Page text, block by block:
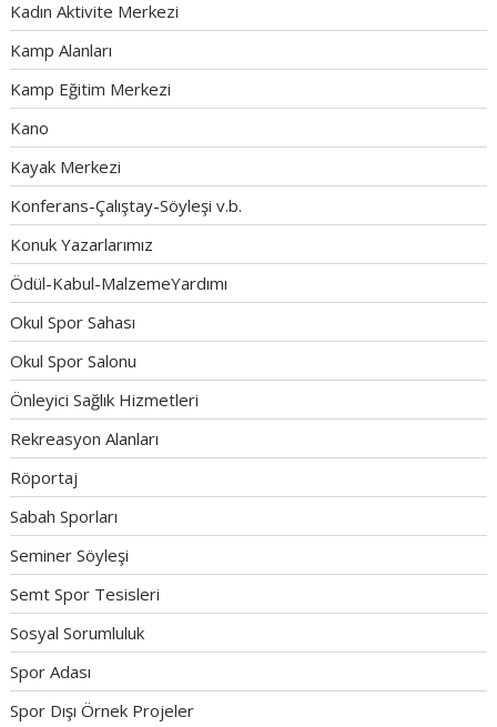
Kadın Aktivite Merkezi
Kamp Alanları
Kamp Eğitim Merkezi
Kano
Kayak Merkezi
Konferans-Çalıştay-Söyleşi v.b.
Konuk Yazarlarımız
Ödül-Kabul-MalzemeYardımı
Okul Spor Sahası
Okul Spor Salonu
Önleyici Sağlık Hizmetleri
Rekreasyon Alanları
Röportaj
Sabah Sporları
Seminer Söyleşi
Semt Spor Tesisleri
Sosyal Sorumluluk
Spor Adası
Spor Dışı Örnek Projeler